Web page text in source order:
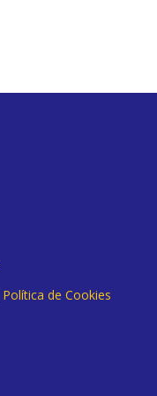
Política de Cookies